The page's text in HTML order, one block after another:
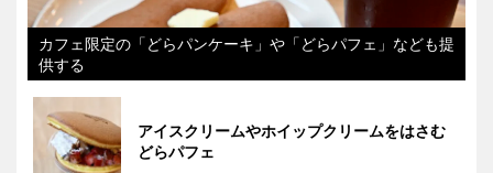
カフェ限定の「どらパンケーキ」や「どらパフェ」なども提
供する
アイスクリームやホイップクリームをはさむ
どらパフェ